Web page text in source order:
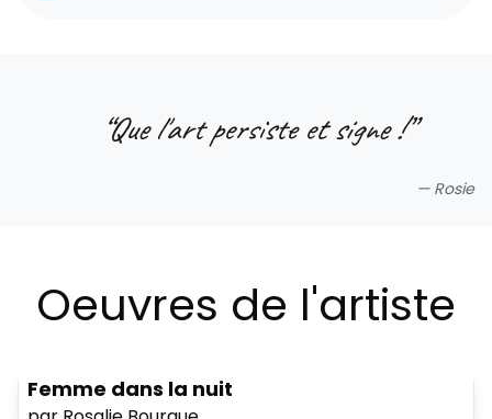
Que l'art persiste et signe !”
— Rosie
Oeuvres de l'artiste
Femme dans la nuit